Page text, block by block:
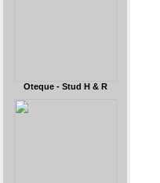
Oteque - Stud H & R